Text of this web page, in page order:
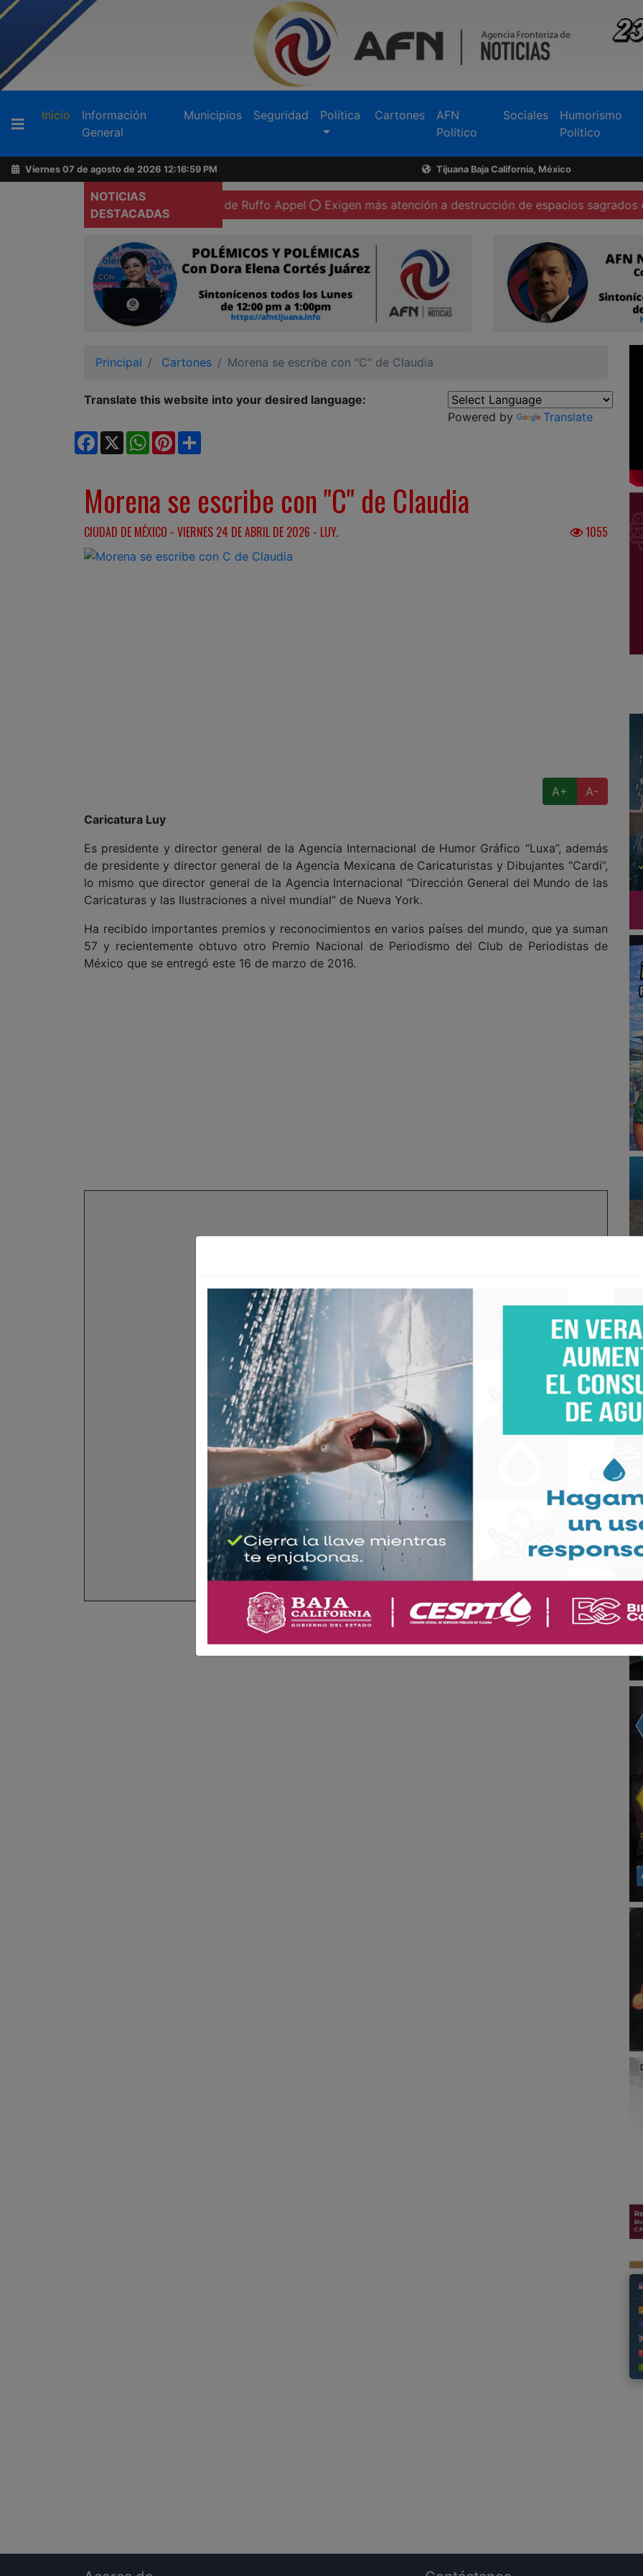
Inicio (current)
Información
General
Municipios Seguridad Política Cartones
AFN
Político
Sociales
Humorismo
Político
Viernes 07 de agosto de 2026 12:17:00 PM Tijuana Baja California, México
NOTICIAS
DESTACADAS
prisión preventiva domiciliaria de Ruffo Appel Exigen más atención a destrucción de espacios sagrados en
Principal Cartones Morena se escribe con "C" de Claudia
Translate this website into your desired language:
Powered by
Translate
Facebook
X WhatsApp
Pinterest
Morena se escribe con "C" de Claudia
CIUDAD DE MÉXICO - VIERNES 24 DE ABRIL DE 2026 - LUY. 1055
A+
A-
Caricatura Luy
Es presidente y director general de la Agencia Internacional de Humor Gráfico “Luxa”, además
de presidente y director general de la Agencia Mexicana de Caricaturistas y Dibujantes “Cardi”,
lo mismo que director general de la Agencia Internacional “Dirección General del Mundo de las
Caricaturas y las Ilustraciones a nivel mundial” de Nueva York.
Ha recibido importantes premios y reconocimientos en varios países del mundo, que ya suman
57 y recientemente obtuvo otro Premio Nacional de Periodismo del Club de Periodistas de
México que se entregó este 16 de marzo de 2016.
Buscador
Acerca
de